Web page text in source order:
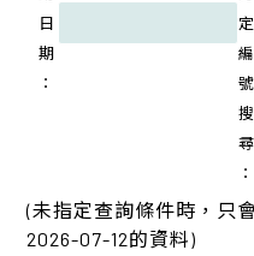
日
期
：
定
編
號
搜
尋
：
(未指定查詢條件時，只
2026-07-12的資料)